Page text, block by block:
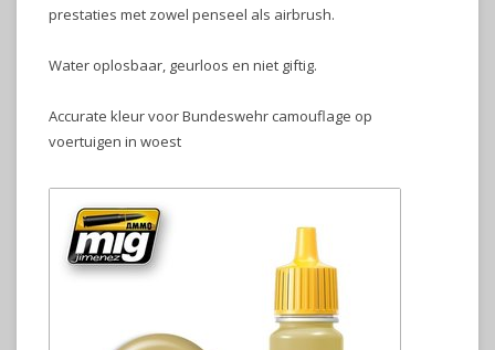
prestaties met zowel penseel als airbrush.
Water oplosbaar, geurloos en niet giftig.
Accurate kleur voor Bundeswehr camouflage op
voertuigen in woest